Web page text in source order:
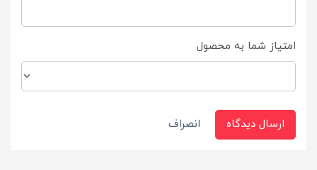
امتیاز شما به محصول
ارسال دیدگاه انصراف